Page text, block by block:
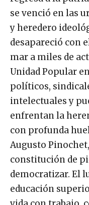
se venció en las
y heredero
desapareció con
mar a miles de
Unidad Popular
políticos,
intelectuales y
enfrentan la
con profunda
Augusto
constitución de
democratizar. El
educación
vida con trabajo,